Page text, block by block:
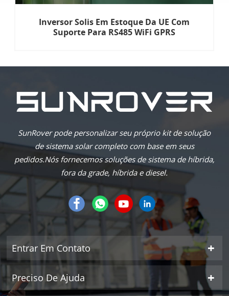
Inversor Solis Em Estoque Da UE Com
Suporte Para RS485 WiFi GPRS
SunRover pode personalizar seu próprio kit de solução
de sistema solar completo com base em seus
pedidos.Nós fornecemos soluções de sistema de híbrida,
fora da grade, híbrida e diesel.
Entrar Em Contato
Preciso De Ajuda